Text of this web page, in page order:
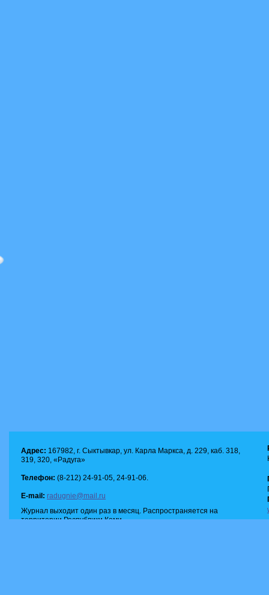
Адрес: 167982, г. Сыктывкар, ул. Карла Маркса, д. 229, каб. 318,
319, 320, «Радуга»
Телефон: (8-212) 24-91-05, 24-91-06.
E-mail: radugnie@mail.ru
Журнал выходит один раз в месяц. Распространяется на
территории Республики Коми.